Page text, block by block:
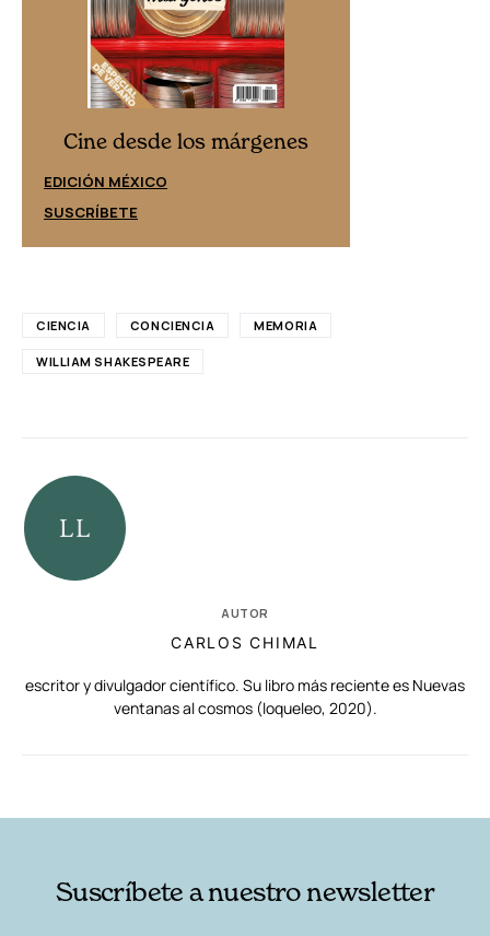
Cine desde los márgenes
EDICIÓN MÉXICO
SUSCRÍBETE
CIENCIA CONCIENCIA MEMORIA
WILLIAM SHAKESPEARE
AUTOR
CARLOS CHIMAL
escritor y divulgador científico. Su libro más reciente es Nuevas
ventanas al cosmos (loqueleo, 2020).
Suscríbete a nuestro newsletter